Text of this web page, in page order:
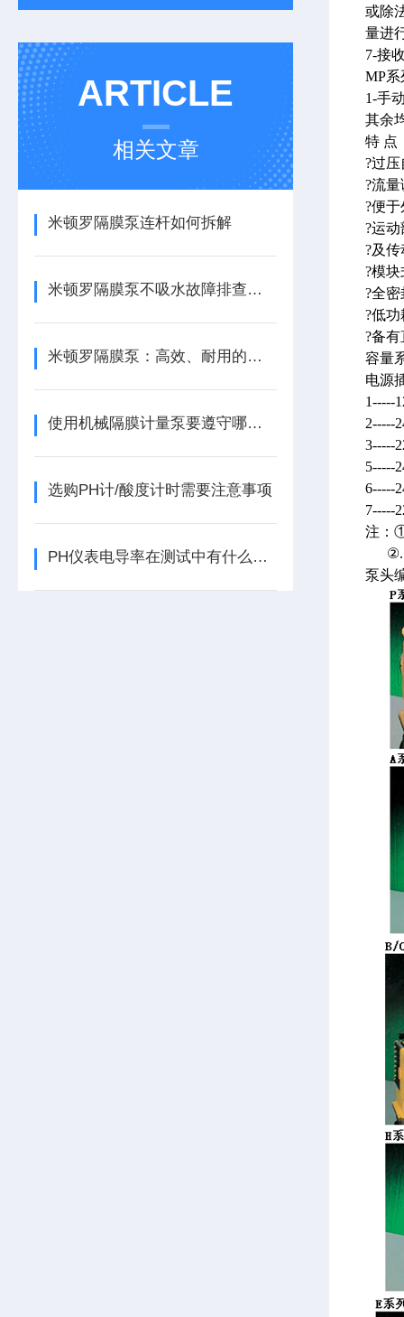
ARTICLE
相关文章
米顿罗隔膜泵连杆如何拆解
米顿罗隔膜泵不吸水故障排查与解决方案
米顿罗隔膜泵：高效、耐用的流体输送专家
使用机械隔膜计量泵要遵守哪些操作
选购PH计/酸度计时需要注意事项
PH仪表电导率在测试中有什么特殊的要求
或除
量进
7-接
MP
1-手
其余
特 点
?过
?流
?便
?运动
?及
?模
?全
?低
?备
容量
电源
1-----
2-----
3-----
5-----
6-----
7-----
注：
②. E
泵头